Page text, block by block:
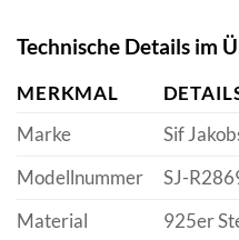
Technische Details im
MERKMAL
Marke
Sif
Modellnummer
SJ-
Material
925er